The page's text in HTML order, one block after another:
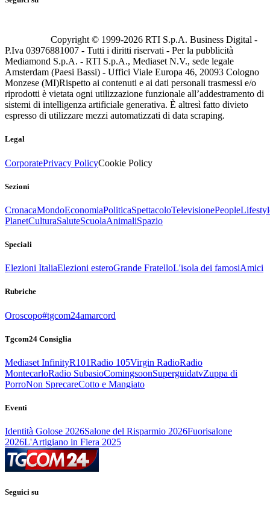
Copyright © 1999-2026 RTI S.p.A. Business Digital -
P.Iva 03976881007 - Tutti i diritti riservati - Per la pubblicità
Mediamond S.p.A. - RTI S.p.A., Mediaset N.V., sede legale
Amsterdam (Paesi Bassi) - Uffici Viale Europa 46, 20093 Cologno
Monzese (MI)Rispetto ai contenuti e ai dati personali trasmessi e/o
riprodotti è vietata ogni utilizzazione funzionale all’addestramento di
sistemi di intelligenza artificiale generativa. È altresì fatto divieto
espresso di utilizzare mezzi automatizzati di data scraping.
Legal
CorporatePrivacy PolicyCookie Policy
Sezioni
CronacaMondoEconomiaPoliticaSpettacoloTelevisionePeople
PlanetCulturaSaluteScuolaAnimaliSpazio
Speciali
Elezioni ItaliaElezioni esteroGrande FratelloL'isola dei famosiAmici
Rubriche
Oroscopo#tgcom24amarcord
Tgcom24 Consiglia
Mediaset InfinityR101Radio 105Virgin RadioRadio
MontecarloRadio SubasioComingsoonSuperguidatvZuppa di
PorroNon SprecareCotto e Mangiato
Eventi
Identità Golose 2026Salone del Risparmio 2026Fuorisalone
2026L'Artigiano in Fiera 2025
Seguici su